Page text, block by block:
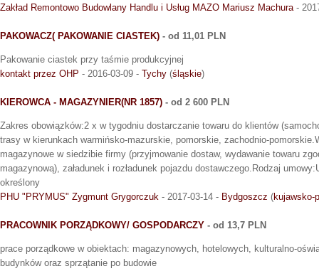
Zakład Remontowo Budowlany Handlu i Usług MAZO Mariusz Machura-
PAKOWACZ( PAKOWANIE CIASTEK) - od 11,01 PLN
Pakowanie ciastek przy taśmie produkcyjnej
kontakt przez OHP - 2016-03-09 - Tychy (śląskie)
KIEROWCA - MAGAZYNIER(NR 1857) - od 2 600 PLN
Zakres obowiązków:2 x w tygodniu dostarczanie towaru do klientów
trasy w kierunkach warmińsko-mazurskie, pomorskie, zachodnio-
magazynowe w siedzibie firmy (przyjmowanie dostaw, wydawanie towaru
magazynową), załadunek i rozładunek pojazdu dostawczego.Rodzaj
określony
PHU "PRYMUS" Zygmunt Grygorczuk - 2017-03-14 - Bydgoszcz (kujawsko-
PRACOWNIK PORZĄDKOWY/ GOSPODARCZY - od 13,7 PLN
prace porządkowe w obiektach: magazynowych, hotelowych, kulturalno-
budynków oraz sprzątanie po budowie